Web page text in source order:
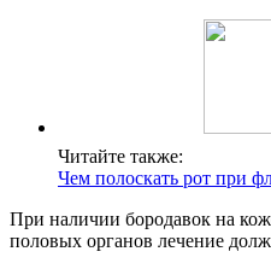
Читайте также:
Чем полоскать рот при
При наличии бородавок на
половых органов лечение